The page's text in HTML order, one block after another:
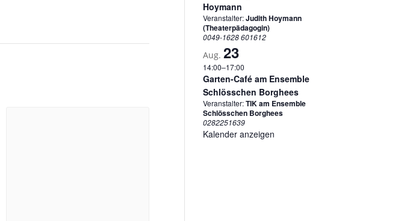
Hoymann
Veranstalter:Judith Hoymann
(Theaterpädagogin)
0049-1628 601612
Aug.23
14:00–17:00
Garten-Café am Ensemble
Schlösschen Borghees
Veranstalter:TIK am Ensemble
Schlösschen Borghees
0282251639
Kalender anzeigen